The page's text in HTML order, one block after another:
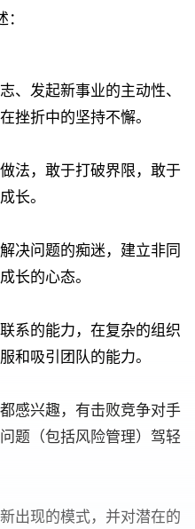
、发起新事业的主动性、
挫折中的坚持不懈。
法，敢于打破界限，敢于
长。
决问题的痴迷，建立非同
长的心态。
系的能力，在复杂的组织
和吸引团队的能力。
感兴趣，有击败竞争对手
题（包括风险管理）驾轻
出现的模式，并对潜在的